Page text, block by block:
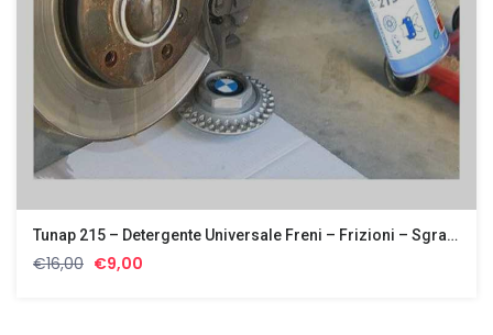
Tunap 215 – Detergente Universale Freni – Frizioni – Sgrassatore Motori – Cerchi
€16,00 Il€9,00